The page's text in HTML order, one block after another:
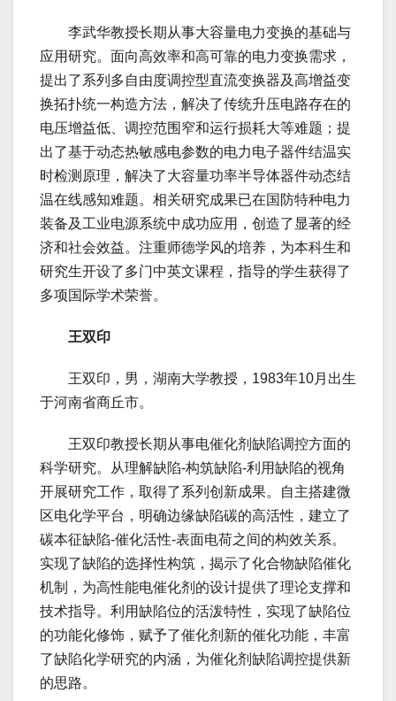
李武华教授长期从事大容量电力变换的基础与
应用研究。面向高效率和高可靠的电力变换需求，
提出了系列多自由度调控型直流变换器及高增益变
换拓扑统一构造方法，解决了传统升压电路存在的
电压增益低、调控范围窄和运行损耗大等难题；提
出了基于动态热敏感电参数的电力电子器件结温实
时检测原理，解决了大容量功率半导体器件动态结
温在线感知难题。相关研究成果已在国防特种电力
装备及工业电源系统中成功应用，创造了显著的经
济和社会效益。注重师德学风的培养，为本科生和
研究生开设了多门中英文课程，指导的学生获得了
多项国际学术荣誉。
王双印
王双印，男，湖南大学教授，1983年10月出生
于河南省商丘市。
王双印教授长期从事电催化剂缺陷调控方面的
科学研究。从理解缺陷-构筑缺陷-利用缺陷的视角
开展研究工作，取得了系列创新成果。自主搭建微
区电化学平台，明确边缘缺陷碳的高活性，建立了
碳本征缺陷-催化活性-表面电荷之间的构效关系。
实现了缺陷的选择性构筑，揭示了化合物缺陷催化
机制，为高性能电催化剂的设计提供了理论支撑和
技术指导。利用缺陷位的活泼特性，实现了缺陷位
的功能化修饰，赋予了催化剂新的催化功能，丰富
了缺陷化学研究的内涵，为催化剂缺陷调控提供新
的思路。